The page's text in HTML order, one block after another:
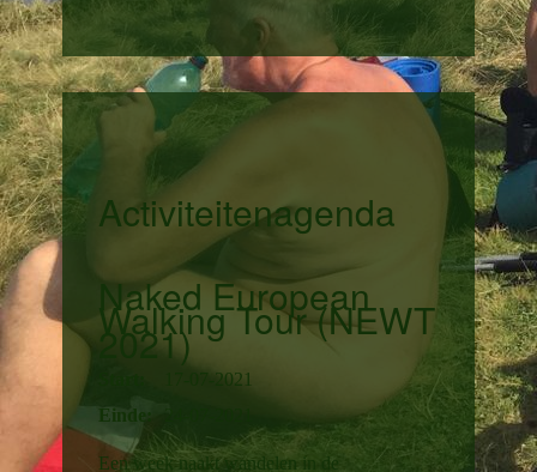
Activiteitenagenda
Naked European
Walking Tour (NEWT
2021)
17-07-2021
Einde:
Een week naakt wandelen in de